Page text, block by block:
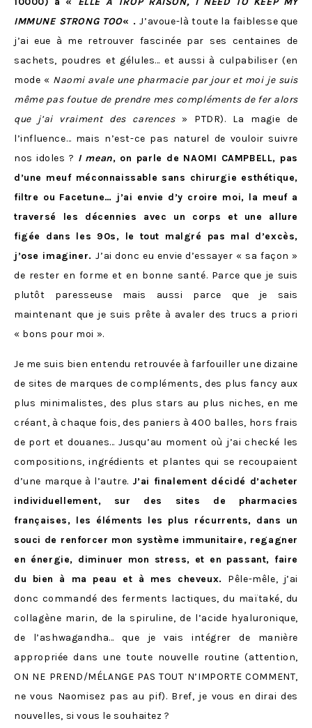
IMMUNE STRONG TOO« .J’avoue-là toute la faiblesse que
j’ai eue à me retrouver fascinée par ses centaines de
sachets, poudres et gélules… et aussi à culpabiliser (en
mode « Naomi avale une pharmacie par jour et moi je suis
même pas foutue de prendre mes compléments de fer alors
que j’ai vraiment des carences» PTDR). La magie de
l’influence… mais n’est-ce pas naturel de vouloir suivre
nos idoles ? I mean, on parle de NAOMI CAMPBELL, pas
d’une meuf méconnaissable sans chirurgie esthétique,
filtre ou Facetune… j’ai envie d’y croire moi, la meuf a
traversé les décennies avec un corps et une allure
figée dans les 90s, le tout malgré pas mal d’excès,
j’ose imaginer.J’ai donc eu envie d’essayer « sa façon »
de rester en forme et en bonne santé. Parce que je suis
plutôt paresseuse mais aussi parce que je sais
maintenant que je suis prête à avaler des trucs a priori
« bons pour moi ».
Je me suis bien entendu retrouvée à farfouiller une dizaine
de sites de marques de compléments, des plus fancy aux
plus minimalistes, des plus stars au plus niches, en me
créant, à chaque fois, des paniers à 400 balles, hors frais
de port et douanes… Jusqu’au moment où j’ai checké les
compositions, ingrédients et plantes qui se recoupaient
d’une marque à l’autre. J’ai finalement décidé d’acheter
individuellement, sur des sites de pharmacies
françaises, les éléments les plus récurrents, dans un
souci de renforcer mon système immunitaire, regagner
en énergie, diminuer mon stress, et en passant, faire
du bien à ma peau et à mes cheveux. Pêle-mêle, j’ai
donc commandé des ferments lactiques, du maïtaké, du
collagène marin, de la spiruline, de l’acide hyaluronique,
de l’ashwagandha… que je vais intégrer de manière
appropriée dans une toute nouvelle routine (attention,
ON NE PREND/MÉLANGE PAS TOUT N’IMPORTE COMMENT,
ne vous Naomisez pas au pif). Bref, je vous en dirai des
nouvelles, si vous le souhaitez ?